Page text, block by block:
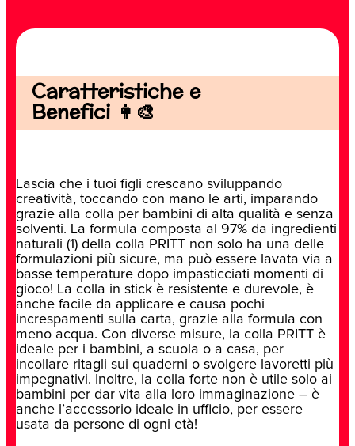
Caratteristiche e
Benefici 👩‍🎨
Lascia che i tuoi figli crescano sviluppando
creatività, toccando con mano le arti, imparando
grazie alla colla per bambini di alta qualità e senza
solventi. La formula composta al 97% da ingredienti
naturali (1) della colla PRITT non solo ha una delle
formulazioni più sicure, ma può essere lavata via a
basse temperature dopo impasticciati momenti di
gioco! La colla in stick è resistente e durevole, è
anche facile da applicare e causa pochi
increspamenti sulla carta, grazie alla formula con
meno acqua. Con diverse misure, la colla PRITT è
ideale per i bambini, a scuola o a casa, per
incollare ritagli sui quaderni o svolgere lavoretti più
impegnativi. Inoltre, la colla forte non è utile solo ai
bambini per dar vita alla loro immaginazione – è
anche l’accessorio ideale in ufficio, per essere
usata da persone di ogni età!